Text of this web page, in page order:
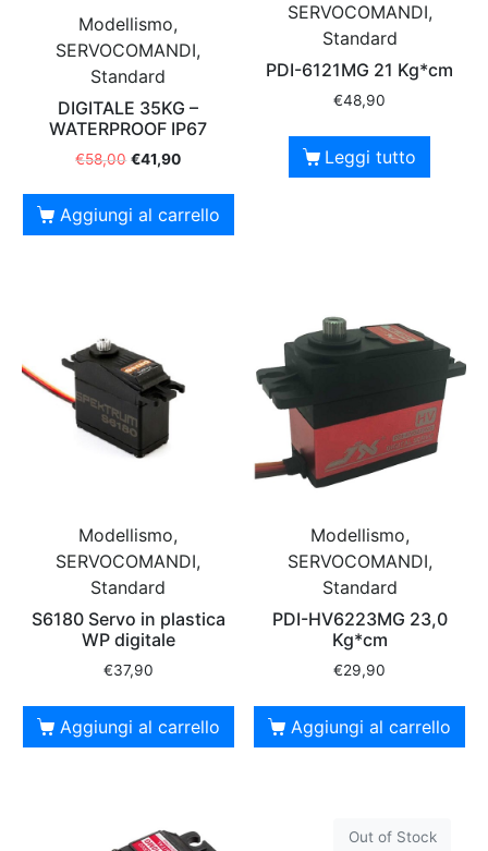
Modellismo,
SERVOCOMANDI,
Standard
DIGITALE 35KG –
WATERPROOF IP67
€58,00 €41,90
Aggiungi al carrello
SERVOCOMANDI,
Standard
PDI-6121MG 21 Kg*cm
€48,90
Leggi tutto
Modellismo,
SERVOCOMANDI,
Standard
S6180 Servo in plastica
WP digitale
€37,90
Aggiungi al carrello
Modellismo,
SERVOCOMANDI,
Standard
PDI-HV6223MG 23,0
Kg*cm
€29,90
Aggiungi al carrello
Out of Stock